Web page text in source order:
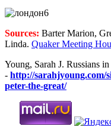
Sources: Barter Marion,
Linda. Quaker Meeting
Young, Sarah J. Russians
- http://sarahjyoung.com/
peter-the-great/